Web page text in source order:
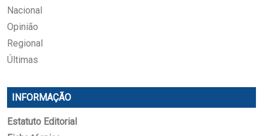
Nacional
Opinião
Regional
Últimas
INFORMAÇÃO
Estatuto Editorial